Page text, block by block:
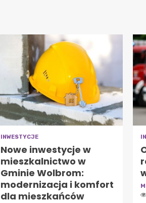
INWESTYCJE
Nowe inwestycje w
mieszkalnictwo w
Gminie Wolbrom:
modernizacja i komfort
dla mieszkańców